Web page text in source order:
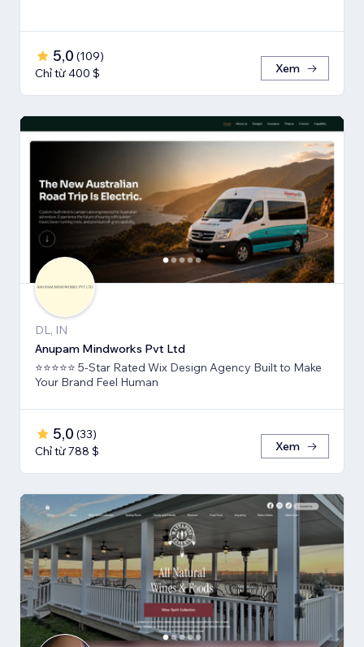
5,0 (109)
Chỉ từ 400 $
Xem
DL, IN
Anupam Mindworks Pvt Ltd
⭐⭐⭐⭐⭐ 5-Star Rated Wix Design Agency Built to Make
Your Brand Feel Human
5,0 (33)
Chỉ từ 788 $
Xem